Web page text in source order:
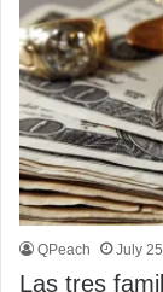
QPeach July
Las tres